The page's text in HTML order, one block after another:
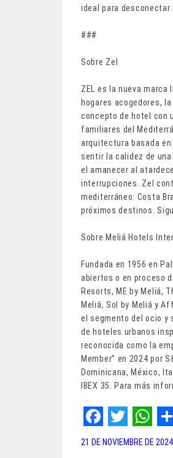
ideal para desconectar
###
Sobre Zel
ZEL es la nueva
hogares acogedores,
concepto de hotel con
familiares del
arquitectura basada
sentir la calidez de
el amanecer al
interrupciones. Zel
mediterráneo: Costa
próximos destinos.
Sobre Meliá Hotels
Fundada en 1956 en
abiertos o en proceso
Resorts, ME by Meliá,
Meliá, Sol by Meliá y
el segmento del ocio y
de hoteles urbanos
reconocida como la
Member” en 2024 por
Dominicana, México,
IBEX 35. Para más
F
T
W S
21 DE NOVIEMBRE DE 2024